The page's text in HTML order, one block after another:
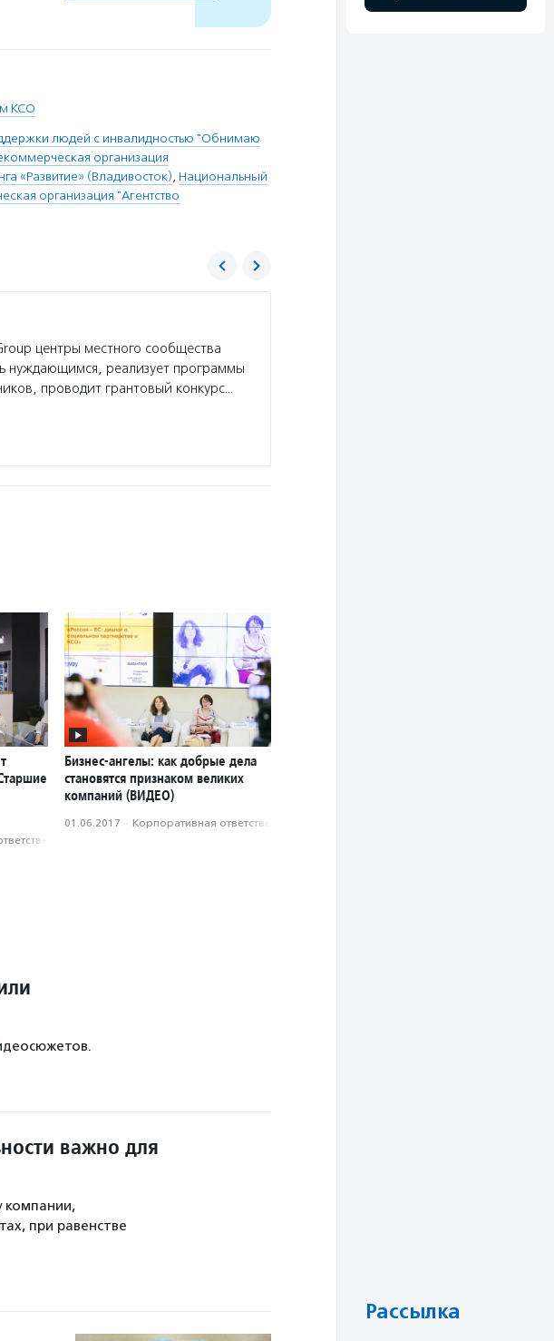
КСО
людей с инвалидностью "Обнимаю
организация
«Развитие» (Владивосток), Национальный
организация "Агентство
центры местного сообщества
нуждающимся, реализует программы
проводит грантовый конкурс…
Бизнес-ангелы: как добрые дела
становятся признаком великих
компаний (ВИДЕО)
01.06.2017 · Корпоративная ответственность
важно для
компании,
при равенстве
Рассылка